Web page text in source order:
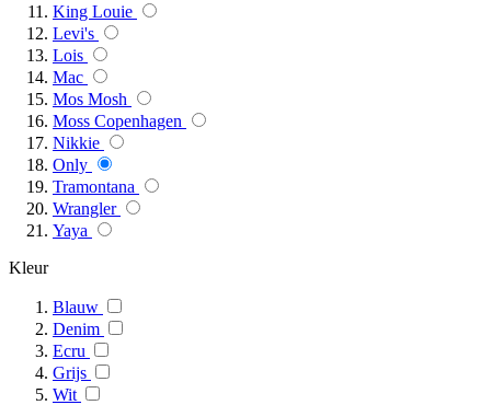
King Louie
Levi's
Lois
Mac
Mos Mosh
Moss Copenhagen
Nikkie
Only
Tramontana
Wrangler
Yaya
Kleur
Blauw
Denim
Ecru
Grijs
Wit